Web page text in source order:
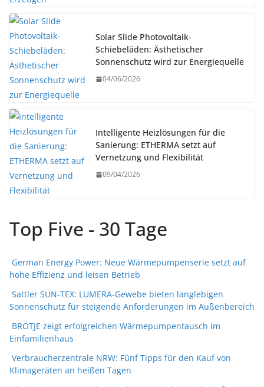
Solar Slide Photovoltaik-
Schiebeläden: Ästhetischer
Sonnenschutz wird zur Energiequelle
04/06/2026
Intelligente Heizlösungen für die
Sanierung: ETHERMA setzt auf
Vernetzung und Flexibilität
09/04/2026
Top Five - 30 Tage
German Energy Power: Neue Wärmepumpenserie setzt auf
hohe Effizienz und leisen Betrieb
Sattler SUN-TEX: LUMERA-Gewebe bieten langlebigen
Sonnenschutz für steigende Anforderungen im Außenbereich
BRÖTJE zeigt erfolgreichen Wärmepumpentausch im
Einfamilienhaus
Verbraucherzentrale NRW: Fünf Tipps für den Kauf von
Klimageräten an heißen Tagen